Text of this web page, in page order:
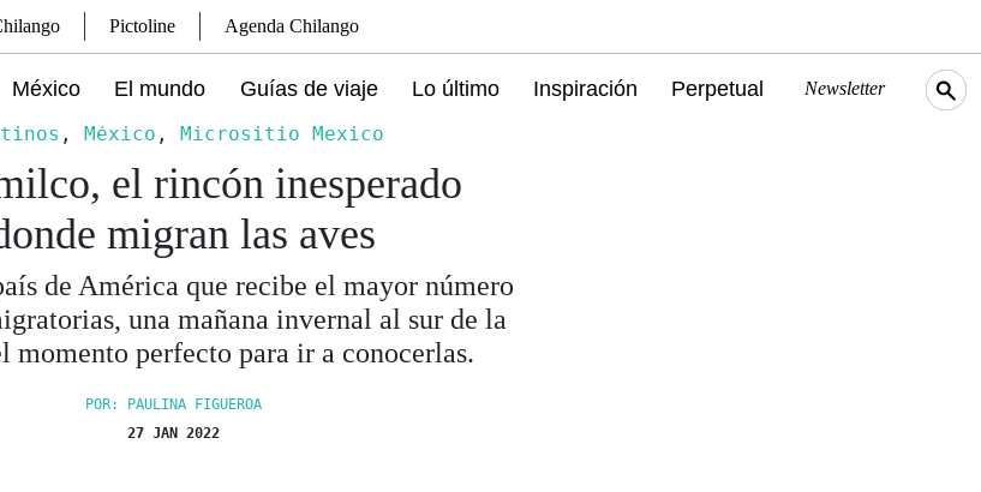
Pictoline Agenda Chilango
México El mundo Guías de viaje Lo último Inspiración Perpetual Newsletter
, México , Micrositio Mexico
el rincón inesperado
migran las aves
de América que recibe el mayor número
una mañana invernal al sur de la
momento perfecto para ir a conocerlas.
POR: PAULINA FIGUEROA
27 JAN 2022